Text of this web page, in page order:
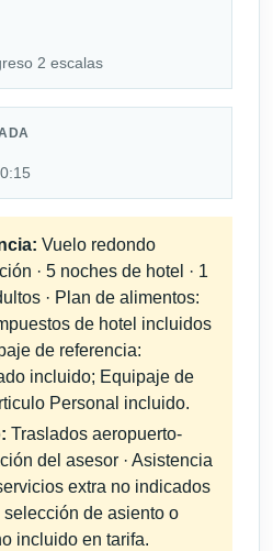
2 escalas
Vuelo redondo
· 5 noches de hotel · 1
· Plan de alimentos:
de hotel incluidos
de referencia:
incluido; Equipaje de
Personal incluido.
Traslados aeropuerto-
del asesor · Asistencia
extra no indicados
selección de asiento o
incluido en tarifa.